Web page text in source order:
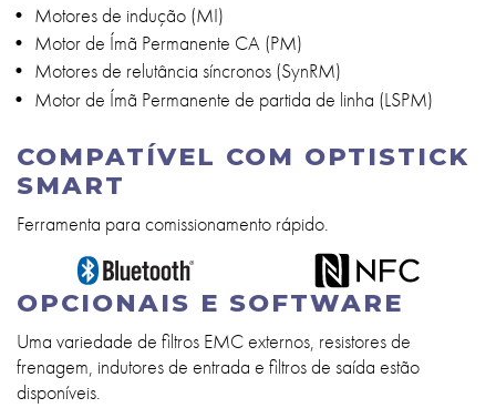
Motores de indução (MI)
Motor de Ímã Permanente CA (PM)
Motores de relutância síncronos (SynRM)
Motor de Ímã Permanente de partida de linha (LSPM)
COMPATÍVEL COM OPTISTICK
SMART
Ferramenta para comissionamento rápido.
OPCIONAIS E SOFTWARE
Uma variedade de filtros EMC externos, resistores de
frenagem, indutores de entrada e filtros de saída estão
disponíveis.